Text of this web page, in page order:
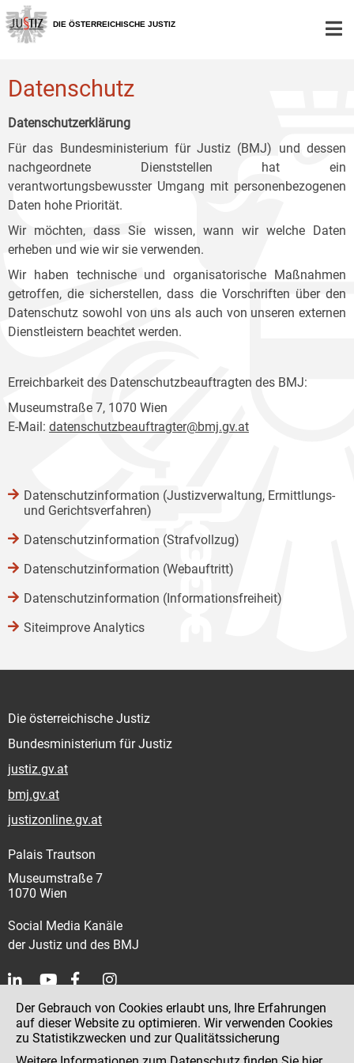
Zur
Hauptnavigation
[1]
Zum
Inhalt
[2]
Zum
Untermenü
[3]
DIE ÖSTERREICHISCHE JUSTIZ
Datenschutz
Datenschutzerklärung
Für das Bundesministerium für Justiz (BMJ) und dessen
nachgeordnete Dienststellen hat ein
verantwortungsbewusster Umgang mit personenbezogenen
Daten hohe Priorität.
Wir möchten, dass Sie wissen, wann wir welche Daten
erheben und wie wir sie verwenden.
Wir haben technische und organisatorische Maßnahmen
getroffen, die sicherstellen, dass die Vorschriften über den
Datenschutz sowohl von uns als auch von unseren externen
Dienstleistern beachtet werden.
Erreichbarkeit des Datenschutzbeauftragten des BMJ:
Museumstraße 7, 1070 Wien
E-Mail: datenschutzbeauftragter@bmj.gv.at
Datenschutzinformation (Justizverwaltung, Ermittlungs-
und Gerichtsverfahren)
Datenschutzinformation (Strafvollzug)
Datenschutzinformation (Webauftritt)
Datenschutzinformation (Informationsfreiheit)
Siteimprove Analytics
Die österreichische Justiz
Bundesministerium für Justiz
justiz.gv.at
bmj.gv.at
justizonline.gv.at
Palais Trautson
Museumstraße 7
1070 Wien
Social Media Kanäle
der Justiz und des BMJ
Kontakt
Impressum
Der Gebrauch von Cookies erlaubt uns, Ihre Erfahrungen
auf dieser Website zu optimieren. Wir verwenden Cookies
zu Statistikzwecken und zur Qualitätssicherung